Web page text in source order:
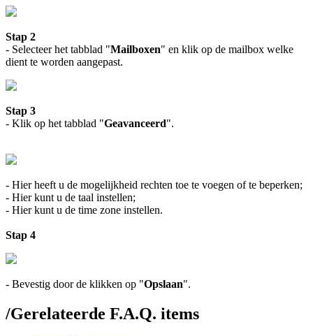
Stap 2
- Selecteer het tabblad "Mailboxen" en klik op de mailbox welke
dient te worden aangepast.
Stap 3
- Klik op het tabblad "Geavanceerd".
- Hier heeft u de mogelijkheid rechten toe te voegen of te beperken;
- Hier kunt u de taal instellen;
- Hier kunt u de time zone instellen.
Stap 4
- Bevestig door de klikken op "Opslaan".
/Gerelateerde F.A.Q. items